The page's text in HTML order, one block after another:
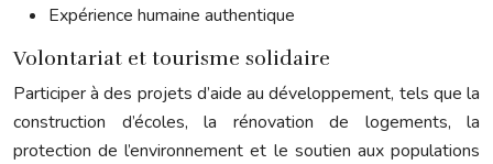
Expérience humaine authentique
Volontariat et tourisme solidaire
Participer à des projets d’aide au développement, tels que la
construction d’écoles, la rénovation de logements, la
protection de l’environnement et le soutien aux populations